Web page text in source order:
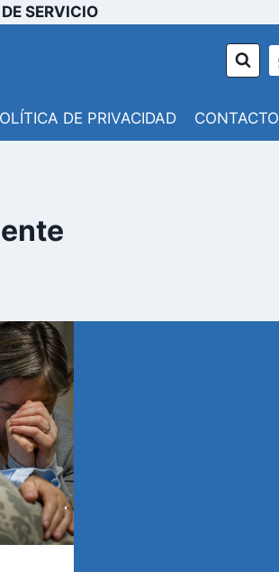
SERVICIO
DE PRIVACIDAD CONTACTO